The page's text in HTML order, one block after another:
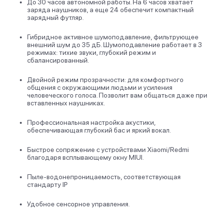
До 30 часов автономной работы. На 6 часов хватает
заряда наушников, а еще 24 обеспечит компактный
зарядный футляр.
Гибридное активное шумоподавление, фильтрующее
внешний шум до 35 дБ. Шумоподавление работает в 3
режимах: тихие звуки, глубокий режим и
сбалансированный.
Двойной режим прозрачности: для комфортного
общения с окружающими людьми и усиления
человеческого голоса. Позволит вам общаться даже при
вставленных наушниках.
Профессиональная настройка акустики,
обеспечивающая глубокий бас и яркий вокал.
Быстрое сопряжение с устройствами Xiaomi/Redmi
благодаря всплывающему окну MIUI.
Пыле-водонепроницаемость, соответствующая
стандарту IP
Удобное сенсорное управления.